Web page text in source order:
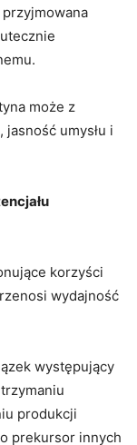
przyjmowana
może z
umysłu i
korzyści
wydajność
występujący
produkcji
prekursor innych